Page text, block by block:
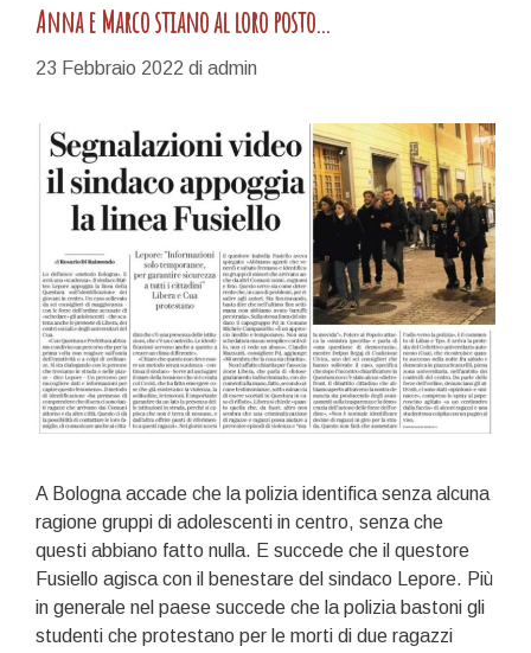
Anna e Marco stiano al loro posto…
23 Febbraio 2022 di admin
A Bologna accade che la polizia identifica senza alcuna
ragione gruppi di adolescenti in centro, senza che
questi abbiano fatto nulla. E succede che il questore
Fusiello agisca con il benestare del sindaco Lepore. Più
in generale nel paese succede che la polizia bastoni gli
studenti che protestano per le morti di due ragazzi